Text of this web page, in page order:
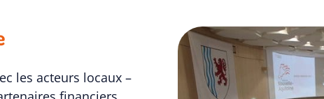
les acteurs locaux –